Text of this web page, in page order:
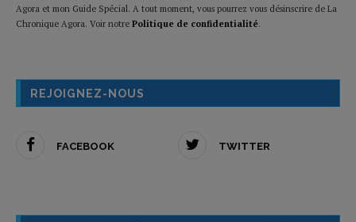
Agora et mon Guide Spécial. A tout moment, vous pourrez vous désinscrire de La
Chronique Agora. Voir notre Politique de confidentialité.
REJOIGNEZ-NOUS
FACEBOOK TWITTER